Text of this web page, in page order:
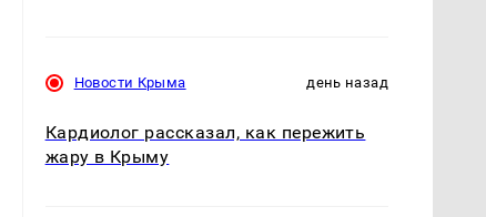
Новости Крыма день назад
Кардиолог рассказал, как пережить
жару в Крыму